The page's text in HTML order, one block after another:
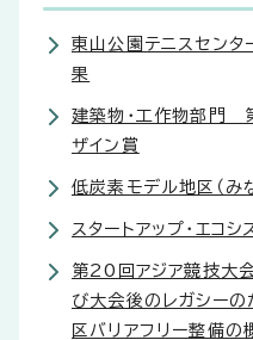
東山公園テニスセン
果
建築物・工作物部門
ザイン賞
低炭素モデル地区（み
スタートアップ・エコ
第20回アジア競技大
び大会後のレガシー
区バリアフリー整備の